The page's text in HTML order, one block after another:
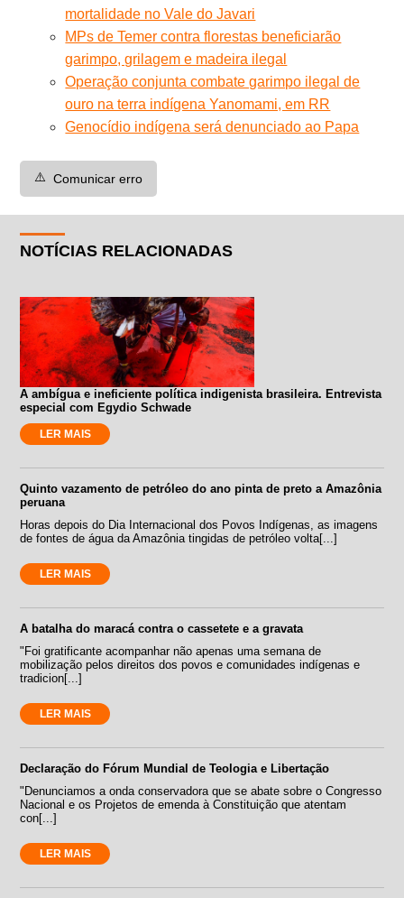
mortalidade no Vale do Javari
MPs de Temer contra florestas beneficiarão
garimpo, grilagem e madeira ilegal
Operação conjunta combate garimpo ilegal de
ouro na terra indígena Yanomami, em RR
Genocídio indígena será denunciado ao Papa
⚠️ Comunicar erro
NOTÍCIAS RELACIONADAS
A ambígua e ineficiente política indigenista brasileira. Entrevista
especial com Egydio Schwade
LER MAIS
Quinto vazamento de petróleo do ano pinta de preto a Amazônia
peruana
Horas depois do Dia Internacional dos Povos Indígenas, as imagens
de fontes de água da Amazônia tingidas de petróleo volta[...]
LER MAIS
A batalha do maracá contra o cassetete e a gravata
"Foi gratificante acompanhar não apenas uma semana de
mobilização pelos direitos dos povos e comunidades indígenas e
tradicion[...]
LER MAIS
Declaração do Fórum Mundial de Teologia e Libertação
"Denunciamos a onda conservadora que se abate sobre o Congresso
Nacional e os Projetos de emenda à Constituição que atentam
con[...]
LER MAIS